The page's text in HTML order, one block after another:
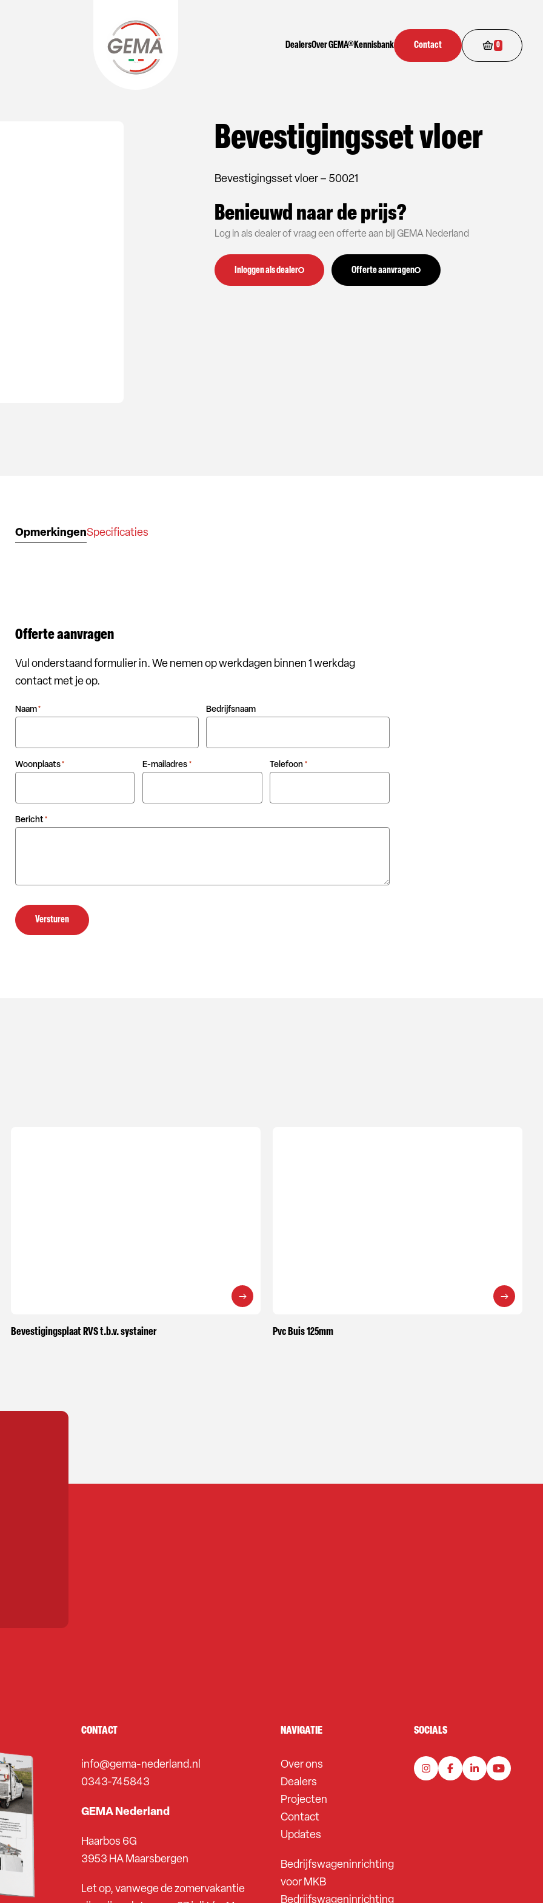
DealersOver GEMA®Kennisbank Contact 0
Bevestigingsset vloer
Bevestigingsset vloer – 50021
Benieuwd naar de prijs?
Log in als dealer of vraag een offerte aan bij GEMA Nederland
Inloggen als dealer Offerte aanvragen
OpmerkingenSpecificaties
Offerte aanvragen
Vul onderstaand formulier in. We nemen op werkdagen binnen 1 werkdag
contact met je op.
Naam* Bedrijfsnaam
Woonplaats* E-mailadres * Telefoon *
Bericht *
Versturen
Bevestigingsplaat RVS t.b.v. systainer Pvc Buis 125mm
CONTACT
info@gema-nederland.nl
0343-745843
GEMA Nederland
Haarbos 6G
3953 HA Maarsbergen
Let op, vanwege de zomervakantie
NAVIGATIE
Over ons
Dealers
Projecten
Contact
Updates
Bedrijfswageninrichting
voor MKB
Bedrijfswageninrichting
SOCIALS